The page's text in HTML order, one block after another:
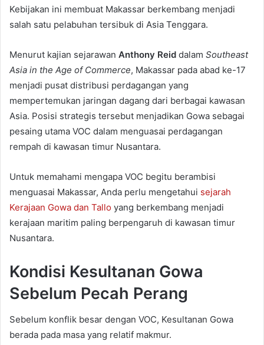
Kebijakan ini membuat Makassar berkembang menjadi
salah satu pelabuhan tersibuk di Asia Tenggara.
Menurut kajian sejarawan Anthony Reid dalam Southeast
Asia in the Age of Commerce, Makassar pada abad ke-17
menjadi pusat distribusi perdagangan yang
mempertemukan jaringan dagang dari berbagai kawasan
Asia. Posisi strategis tersebut menjadikan Gowa sebagai
pesaing utama VOC dalam menguasai perdagangan
rempah di kawasan timur Nusantara.
Untuk memahami mengapa VOC begitu berambisi
menguasai Makassar, Anda perlu mengetahui sejarah
Kerajaan Gowa dan Tallo yang berkembang menjadi
kerajaan maritim paling berpengaruh di kawasan timur
Nusantara.
Kondisi Kesultanan Gowa
Sebelum Pecah Perang
Sebelum konflik besar dengan VOC, Kesultanan Gowa
berada pada masa yang relatif makmur.